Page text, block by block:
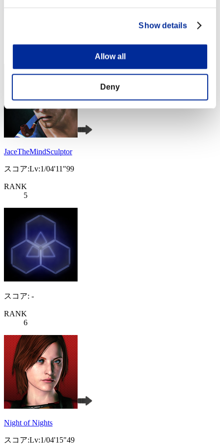
Show details
Allow all
Deny
AZ
RANK
JaceTheMindSculptor
スコア:Lv:1/04'11"99
RANK
5
スコア: -
RANK
6
Night of Nights
スコア:Lv:1/04'15"49